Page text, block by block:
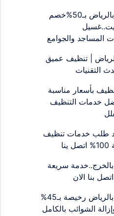
شركة تنظيف مساجد بالرياض بـ50%خصم
المساجد والجوامع
| تنظيف عميق
بأسعار مناسبة
خدمات التنظيف
طلب خدمات تنظيف
سريعة
شركة تنظيف خزانات بالرياض رخيصة بـ45%
الشوائب بالكامل